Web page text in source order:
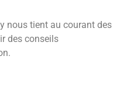
nous tient au courant des
des conseils